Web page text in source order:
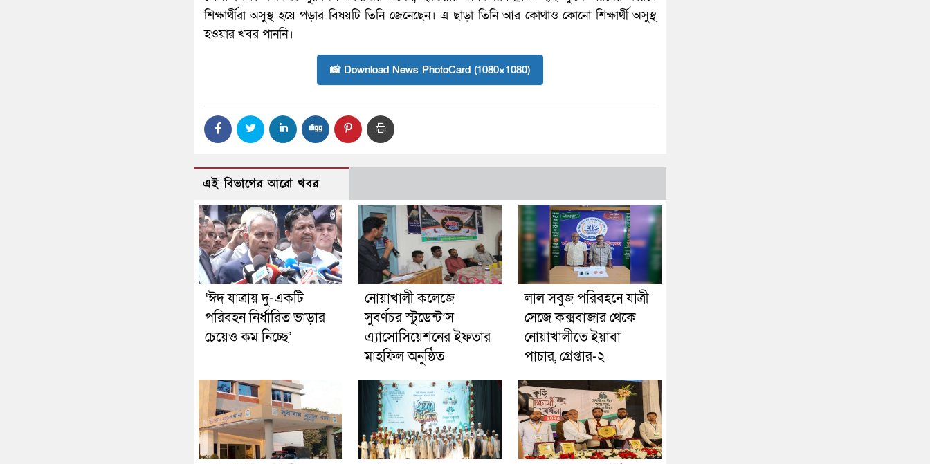
শিক্ষার্থীরা অসুস্থ হয়ে পড়ার বিষয়টি তিনি জেনেছেন। এ ছাড়া তিনি আর কোথাও কোনো শিক্ষার্থী অসুস্থ
হওয়ার খবর পাননি।
📸 Download News PhotoCard (1080×1080)
এই বিভাগের আরো খবর
‘ঈদ যাত্রায় দু-একটি
পরিবহন নির্ধারিত ভাড়ার
চেয়েও কম নিচ্ছে’
নোয়াখালী কলেজে
সুবর্ণচর স্টুডেন্ট’স
এ্যাসোসিয়েশনের ইফতার
মাহফিল অনুষ্ঠিত
লাল সবুজ পরিবহনে যাত্রী
সেজে কক্সবাজার থেকে
নোয়াখালীতে ইয়াবা
পাচার, গ্রেপ্তার-২